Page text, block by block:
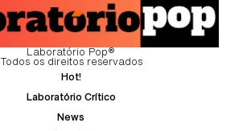
Laboratório Pop®
Todos os direitos reservados
Hot!
Laboratório Crítico
News